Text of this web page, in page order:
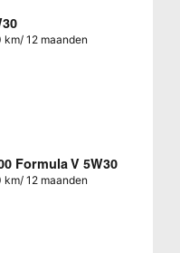
12 maanden
Formula V 5W30
12 maanden